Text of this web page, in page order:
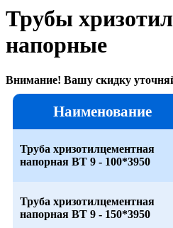
Трубы
напорные
Внимание! Вашу скидку
Наименование
Труба хризотилцементная
напорная ВТ 9 - 100*3950
Труба хризотилцементная
напорная ВТ 9 - 150*3950